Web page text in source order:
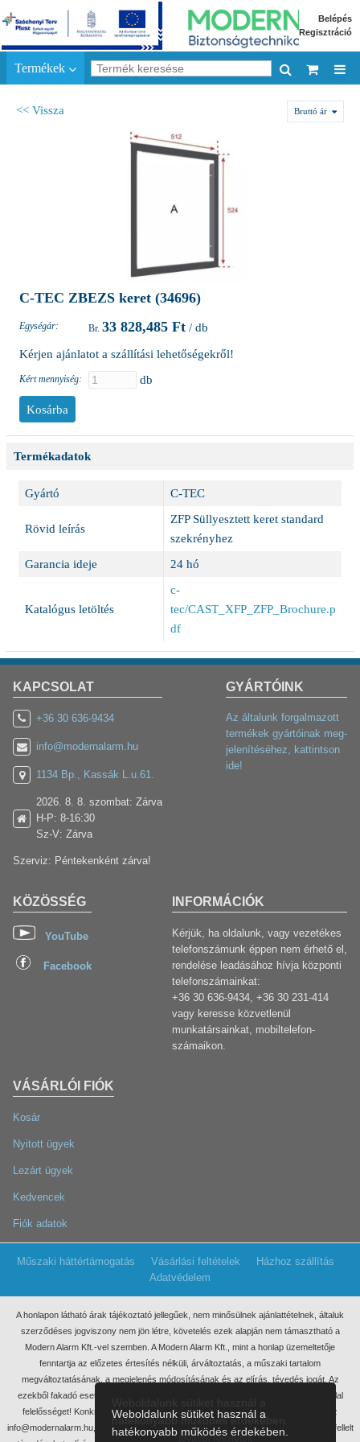
Belépés
Regisztráció
Termékek
<< Vissza Bruttó ár
C-TEC ZBEZS keret (34696)
Egységár: 33 828,485 Ft / db
Kérjen ajánlatot a szállítási lehetőségekről!
Kért mennyiség: db
Termékadatok
Gyártó C-TEC
Rövid leírás
ZFP Süllyesztett keret standard
szekrényhez
Garancia ideje
24 hó
Katalógus letöltés
c-
tec/CAST_XFP_ZFP_Brochure.p
df
KAPCSOLAT
+36 30 636-9434
info@modernalarm.hu
1134 Bp., Kassák L.u.61.
2026. 8. 8. szombat: Zárva
H-P: 8-16:30
Sz-V: Zárva
Szerviz: Péntekenként zárva!
VÁSÁRLÓI FIÓK
Kosár
Nyitott ügyek
Lezárt ügyek
Kedvencek
Fiók adatok
KÖZÖSSÉG
YouTube
Facebook
INFORMÁCIÓK
Kérjük, ha oldalunk, vagy vezetékes
telefonszámunk éppen nem érhető el,
rendelése leadásához hívja központi
telefonszámainkat:
+36 30 636-9434, +36 30 231-414
vagy keresse közvetlenül
munkatársainkat, mobiltelefon-
számaikon.
GYÁRTÓINK
Az általunk forgalmazott
termékek gyártóinak meg-
jelenítéséhez, kattintson
ide!
Műszaki háttértámogatás Vásárlási feltételek
Házhoz szállítás
Adatvédelem
A honlapon látható árak tájékoztató jellegűek, nem minősülnek ajánlattételnek, általuk
szerződéses jogviszony nem jön létre, követelés ezek alapján nem támasztható a
Modern Alarm Kft.-vel szemben. A Modern Alarm Kft., mint a honlap üzemeltetője
fenntartja az előzetes értesítés nélküli, árváltoztatás, a műszaki tartalom
megváltoztatásának, a megjelenés módosításának és az elírás, tévedés jogát. Az
ezekből fakadó esetleges elmaradt haszonért, anyagi, vagy egyéb kárért nem vállal
felelősséget! Konkrét ajánlatkérés miatt kérjük, keressen meg minket írásban, az
info@modernalarm.hu, vagy a rendeles@modernalarm.hu e-mail címen. A honlapon fellelt
hatékonyabb működés érdekében
további részletek
Weboldalunk sütiket használ a
hatékonyabb működés érdekében.